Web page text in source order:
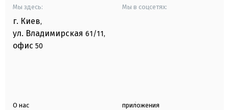
Мы здесь:
г. Киев,
ул. Владимирская 61/11,
офис 50
Мы в соцсетях:
О нас приложения